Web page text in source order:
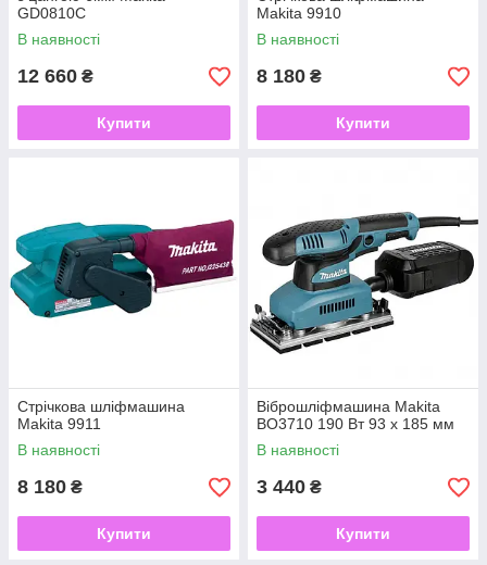
GD0810C
В наявності
12 660 ₴
Купити
Makita 9910
В наявності
8 180 ₴
Купити
Стрічкова шліфмашина
Makita 9911
В наявності
8 180 ₴
Купити
Віброшліфмашина Makita
BO3710 190 Вт 93 x 185 мм
В наявності
3 440 ₴
Купити